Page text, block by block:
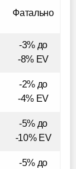
Фатально
-3% до
-8% EV
-2% до
-4% EV
-5% до
-10% EV
-5% до